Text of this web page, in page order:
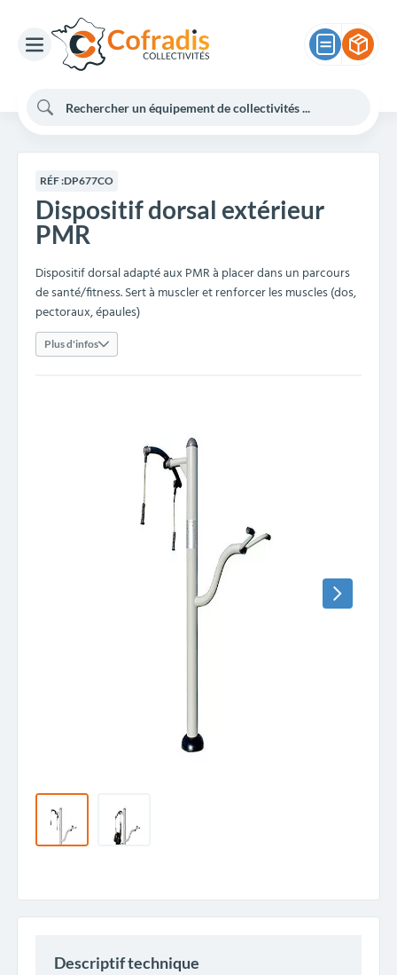
RÉF :DP677CO
Dispositif dorsal extérieur
PMR
Dispositif dorsal adapté aux PMR à placer dans un parcours
de santé/fitness. Sert à muscler et renforcer les muscles (dos,
pectoraux, épaules)
Plus d'infos
Descriptif technique